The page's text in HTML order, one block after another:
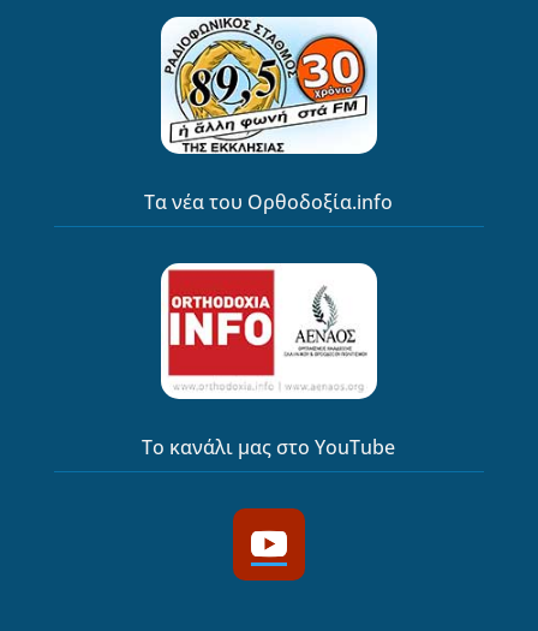
Τα νέα του Ορθοδοξία.info
Το κανάλι μας στο YouTube